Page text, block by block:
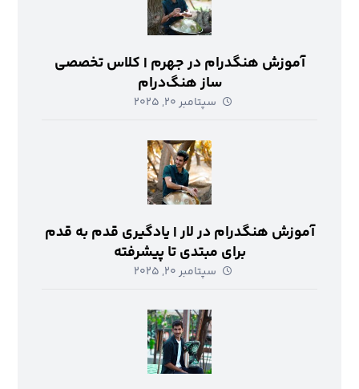
آموزش هنگدرام در جهرم | کلاس تخصصی
ساز هنگ‌درام
سپتامبر ۲۰, ۲۰۲۵
آموزش هنگدرام در لار | یادگیری قدم به قدم
برای مبتدی تا پیشرفته
سپتامبر ۲۰, ۲۰۲۵